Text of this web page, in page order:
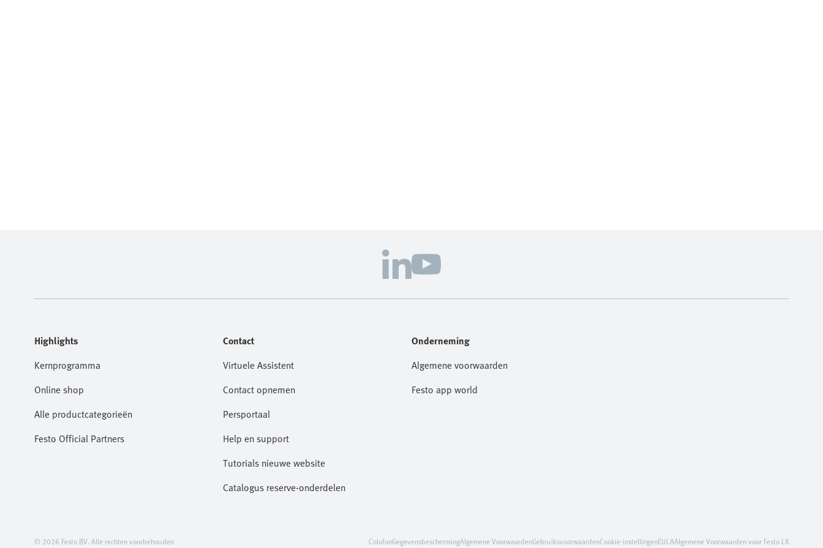
Highlights
Kernprogramma
Online shop
Alle productcategorieën
Festo Official Partners
Contact
Virtuele Assistent
Contact opnemen
Persportaal
Help en support
Tutorials nieuwe website
Catalogus reserve-onderdelen
Onderneming
Algemene voorwaarden
Festo app world
© 2026 Festo BV. Alle rechten voorbehouden ColofonGegevensbeschermingAlgemene VoorwaardenGebruiksvoorwaardenCookie-instellingenEULAAlgemene Voorwaarden voor Festo LX